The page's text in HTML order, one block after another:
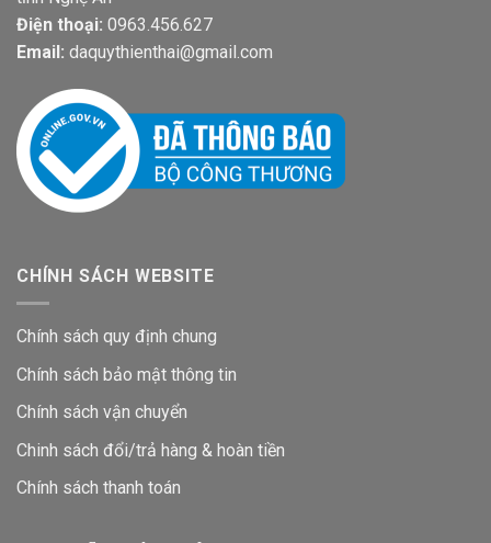
Điện thoại: 0963.456.627
Email: daquythienthai@gmail.com
CHÍNH SÁCH WEBSITE
Chính sách quy định chung
Chính sách bảo mật thông tin
Chính sách vận chuyển
Chinh sách đổi/trả hàng & hoàn tiền
Chính sách thanh toán